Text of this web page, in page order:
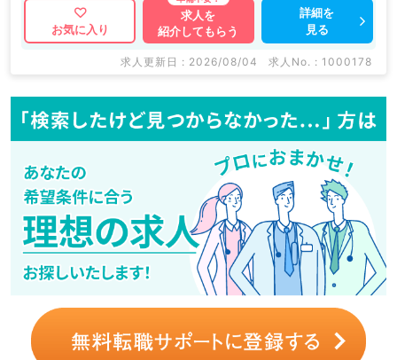
お気に入り
求人を
紹介してもらう
詳細を
見る
求人更新日 : 2026/08/04 求人No. : 1000178